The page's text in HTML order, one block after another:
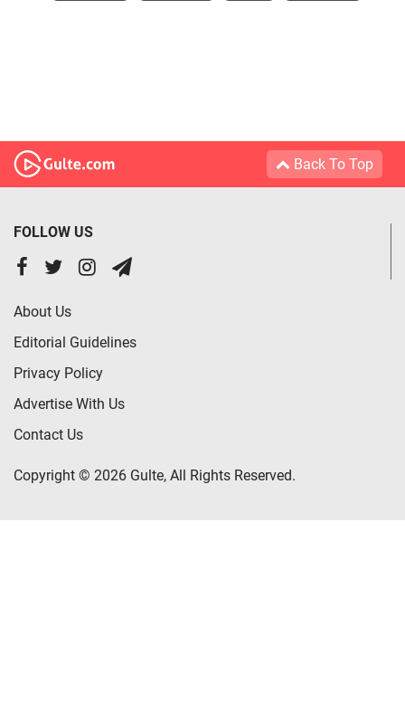
Back To Top
FOLLOW US
About Us
Editorial Guidelines
Privacy Policy
Advertise With Us
Contact Us
Copyright © 2026 Gulte, All Rights Reserved.